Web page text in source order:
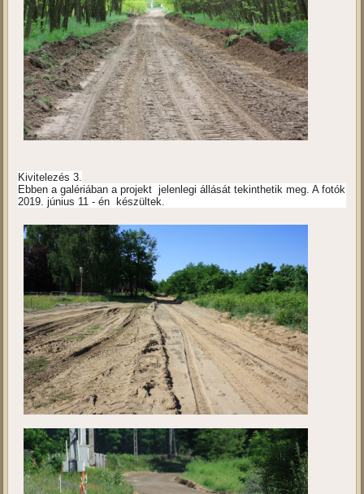
Kivitelezés 3.
Ebben a galériában a projekt jelenlegi állását tekinthetik meg. A fotók
2019. június 11 - én készültek.